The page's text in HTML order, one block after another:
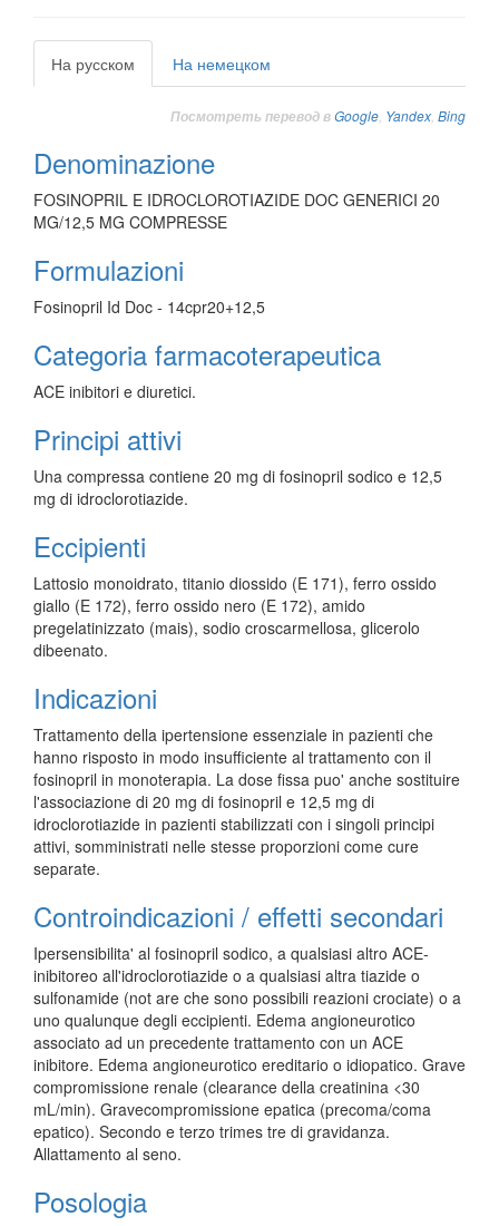
На русском На немецком
Посмотреть перевод вGoogle Yandex Bing
Denominazione
FOSINOPRIL E IDROCLOROTIAZIDE DOC GENERICI 20
MG/12,5 MG COMPRESSE
Formulazioni
Fosinopril Id Doc - 14cpr20+12,5
Categoria farmacoterapeutica
ACE inibitori e diuretici.
Principi attivi
Una compressa contiene 20 mg di fosinopril sodico e 12,5
mg di idroclorotiazide.
Eccipienti
Lattosio monoidrato, titanio diossido (E 171), ferro ossido
giallo (E 172), ferro ossido nero (E 172), amido
pregelatinizzato (mais), sodio croscarmellosa, glicerolo
dibeenato.
Indicazioni
Trattamento della ipertensione essenziale in pazienti che
hanno risposto in modo insufficiente al trattamento con il
fosinopril in monoterapia. La dose fissa puo' anche sostituire
l'associazione di 20 mg di fosinopril e 12,5 mg di
idroclorotiazide in pazienti stabilizzati con i singoli principi
attivi, somministrati nelle stesse proporzioni come cure
separate.
Controindicazioni / effetti secondari
Ipersensibilita' al fosinopril sodico, a qualsiasi altro ACE-
inibitoreo all'idroclorotiazide o a qualsiasi altra tiazide o
sulfonamide (not are che sono possibili reazioni crociate) o a
uno qualunque degli eccipienti. Edema angioneurotico
associato ad un precedente trattamento con un ACE
inibitore. Edema angioneurotico ereditario o idiopatico. Grave
compromissione renale (clearance della creatinina <30
mL/min). Gravecompromissione epatica (precoma/coma
epatico). Secondo e terzo trimes tre di gravidanza.
Allattamento al seno.
Posologia